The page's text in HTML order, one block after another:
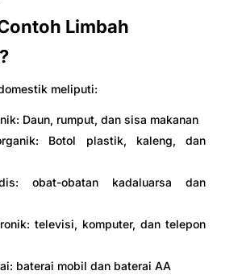
Limbah
meliputi:
Daun, rumput, dan sisa makanan
Botol plastik, kaleng, dan
obat-obatan kadaluarsa dan
televisi, komputer, dan telepon
baterai mobil dan baterai AA